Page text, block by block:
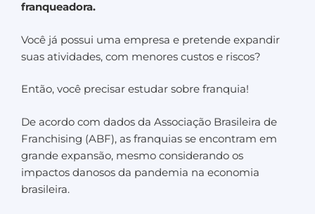
franqueadora.
Você já possui uma empresa e pretende expandir
suas atividades, com menores custos e riscos?
Então, você precisar estudar sobre franquia!
De acordo com dados da Associação Brasileira de
Franchising (ABF), as franquias se encontram em
grande expansão, mesmo considerando os
impactos danosos da pandemia na economia
brasileira.